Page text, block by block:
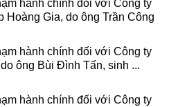
hành chính đối với Công ty
Hoàng Gia, do ông Trần Công
hành chính đối với Công ty
ông Bùi Đình Tấn, sinh ...
hành chính đối với Công ty